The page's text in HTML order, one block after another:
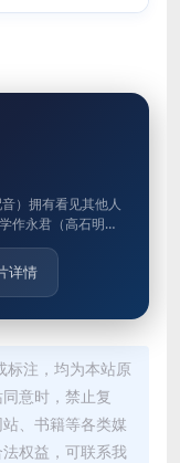
）拥有看见其他人
作永君（高石明里
学后，窦子在小镇
详情
标注，均为本站原
意时，禁止复
、书籍等各类媒
权益，可联系我